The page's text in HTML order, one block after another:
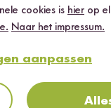
cookies is hier op
Naar het impressum.
aanpassen